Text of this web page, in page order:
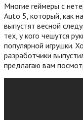
Многие геймеры с
Auto 5, который, как
выпустят весной
тех, у кого чешутся
популярной игрушки.
разработчики
предлагаю вам